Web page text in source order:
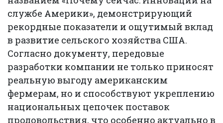
службе Америки», демонстрирующий
рекордные показатели и ощутимый вклад
в развитие сельского хозяйства США.
Согласно документу, передовые
разработки компании не только приносят
реальную выгоду американским
фермерам, но и способствуют укреплению
национальных цепочек поставок
продовольствия, что особенно актуально в